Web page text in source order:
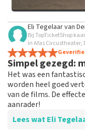
bekijken
Eli Tegelaarvan
Bij TopTicketShop
in Afas Circustheater,
Simpel gezegd:
Het was een
worden heel goed
van de films. De
aanrader!
Lees wat Eli